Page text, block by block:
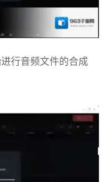
行音频文件的合成